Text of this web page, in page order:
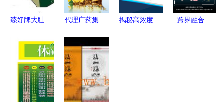
臻好牌大肚
果及茶叶代
理销售前景
分析
代理广药集
蜜柠檬茶
前景看好但
需审慎评估
揭秘高浓度
跨界融合